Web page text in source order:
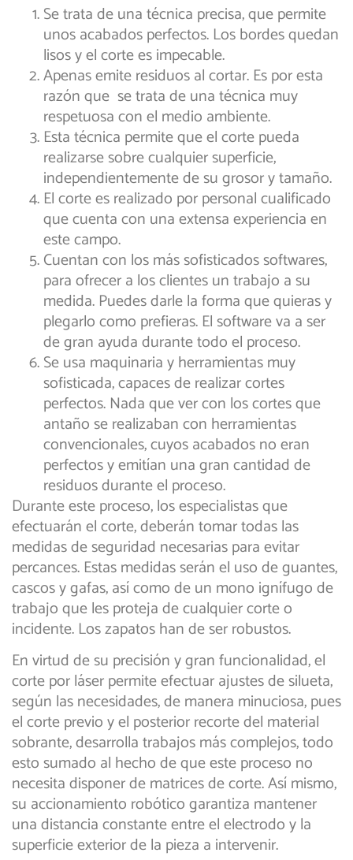
Se trata de una técnica precisa, que permite
unos acabados perfectos. Los bordes quedan
lisos y el corte es impecable.
Apenas emite residuos al cortar. Es por esta
razón que se trata de una técnica muy
respetuosa con el medio ambiente.
Esta técnica permite que el corte pueda
realizarse sobre cualquier superficie,
independientemente de su grosor y tamaño.
El corte es realizado por personal cualificado
que cuenta con una extensa experiencia en
este campo.
Cuentan con los más sofisticados softwares,
para ofrecer a los clientes un trabajo a su
medida. Puedes darle la forma que quieras y
plegarlo como prefieras. El software va a ser
de gran ayuda durante todo el proceso.
Se usa maquinaria y herramientas muy
sofisticada, capaces de realizar cortes
perfectos. Nada que ver con los cortes que
antaño se realizaban con herramientas
convencionales, cuyos acabados no eran
perfectos y emitían una gran cantidad de
residuos durante el proceso.
Durante este proceso, los especialistas que
efectuarán el corte, deberán tomar todas las
medidas de seguridad necesarias para evitar
percances. Estas medidas serán el uso de guantes,
cascos y gafas, así como de un mono ignífugo de
trabajo que les proteja de cualquier corte o
incidente. Los zapatos han de ser robustos.
En virtud de su precisión y gran funcionalidad, el
corte por láser permite efectuar ajustes de silueta,
según las necesidades, de manera minuciosa, pues
el corte previo y el posterior recorte del material
sobrante, desarrolla trabajos más complejos, todo
esto sumado al hecho de que este proceso no
necesita disponer de matrices de corte. Así mismo,
su accionamiento robótico garantiza mantener
una distancia constante entre el electrodo y la
superficie exterior de la pieza a intervenir.